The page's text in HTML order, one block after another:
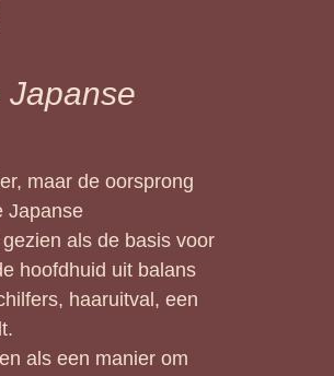
Japanse
maar de oorsprong
Japanse
als de basis voor
hoofdhuid uit balans
haaruitval, een
als een manier om